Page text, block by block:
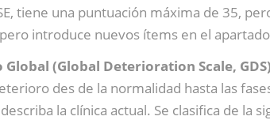
tiene una puntuación máxima de 35,
introduce nuevos ítems en el
(Global Deterioration Scale,
des de la normalidad hasta las
la clínica actual. Se clasifica de la